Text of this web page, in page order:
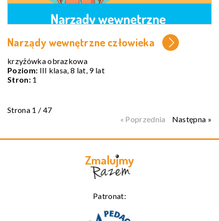
Narządy wewnętrzne człowieka
krzyżówka obrazkowa
Poziom: III klasa, 8 lat, 9 lat
Stron:1
Strona 1 / 47
« Poprzednia
Następna »
Patronat: